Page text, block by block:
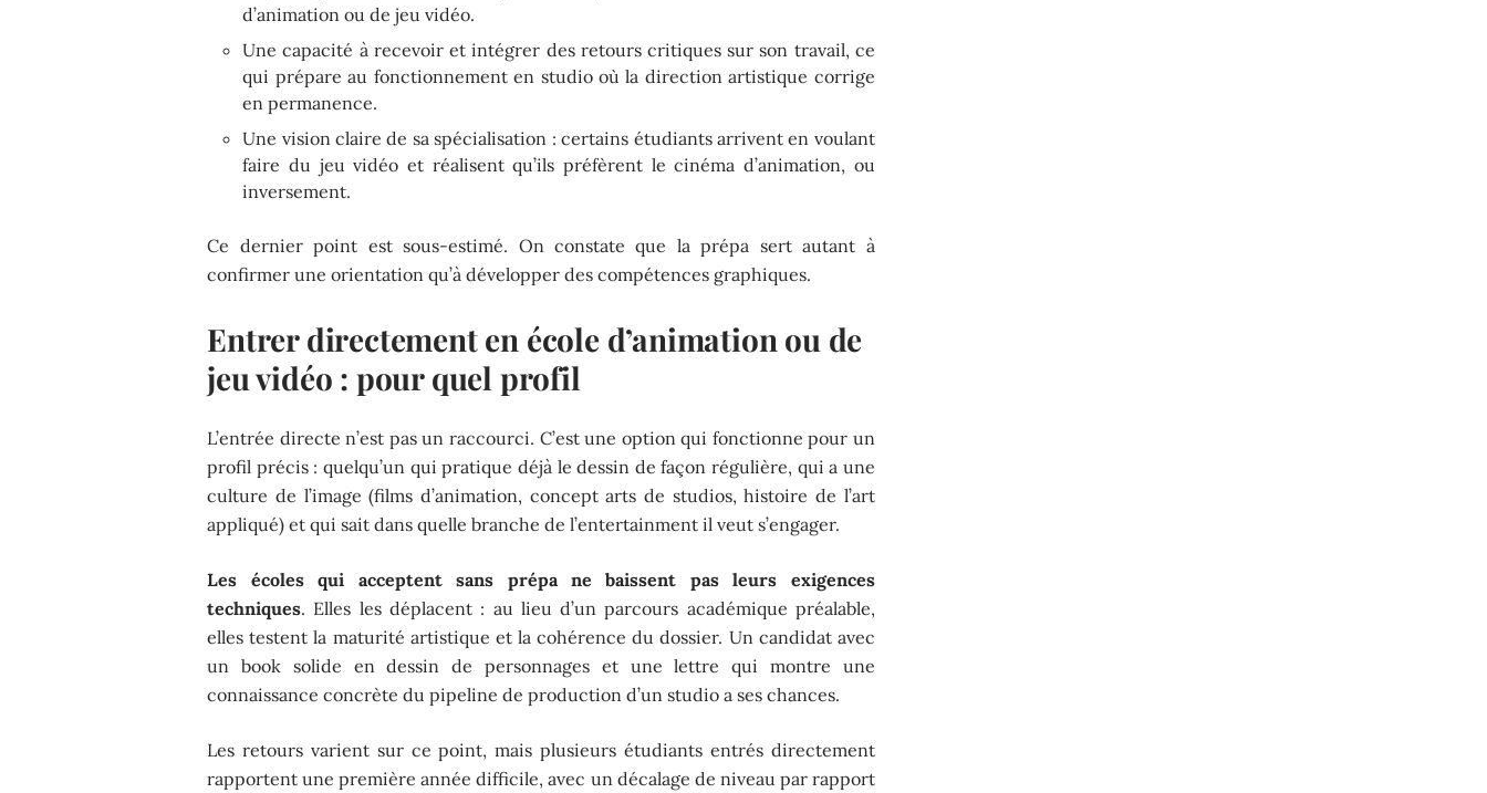
d’animation ou de jeu vidéo.
Une capacité à recevoir et intégrer des retours critiques sur son travail, ce
qui prépare au fonctionnement en studio où la direction artistique corrige
en permanence.
Une vision claire de sa spécialisation : certains étudiants arrivent en voulant
faire du jeu vidéo et réalisent qu’ils préfèrent le cinéma d’animation, ou
inversement.
Ce dernier point est sous-estimé. On constate que la prépa sert autant à
confirmer une orientation qu’à développer des compétences graphiques.
Entrer directement en école d’animation ou de
jeu vidéo : pour quel profil
L’entrée directe n’est pas un raccourci. C’est une option qui fonctionne pour un
profil précis : quelqu’un qui pratique déjà le dessin de façon régulière, qui a une
culture de l’image (films d’animation, concept arts de studios, histoire de l’art
appliqué) et qui sait dans quelle branche de l’entertainment il veut s’engager.
Les écoles qui acceptent sans prépa ne baissent pas leurs exigences
techniques. Elles les déplacent : au lieu d’un parcours académique préalable,
elles testent la maturité artistique et la cohérence du dossier. Un candidat avec
un book solide en dessin de personnages et une lettre qui montre une
connaissance concrète du pipeline de production d’un studio a ses chances.
Les retours varient sur ce point, mais plusieurs étudiants entrés directement
rapportent une première année difficile, avec un décalage de niveau par rapport